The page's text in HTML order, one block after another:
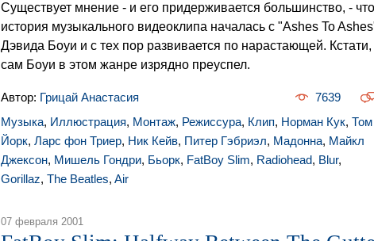
Существует мнение - и его придерживается большинство, - что
история музыкального видеоклипа началась с "Ashes To
Дэвида Боуи и с тех пор развивается по нарастающей. Кстати,
сам Боуи в этом жанре изрядно преуспел.
Автор: Грицай Анастасия
7639
Музыка, Иллюстрация, Монтаж, Режиссура, Клип, Норман Кук, Том
Йорк, Ларс фон Триер, Ник Кейв, Питер Гэбриэл, Мадонна, Майкл
Джексон, Мишель Гондри, Бьорк, FatBoy Slim, Radiohead, Blur,
Gorillaz, The Beatles, Air
07 февраля 2001